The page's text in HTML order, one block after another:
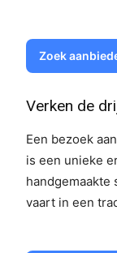
Zoek
Verken de
Een bezoek
is een unieke
handgemaakte
vaart in een